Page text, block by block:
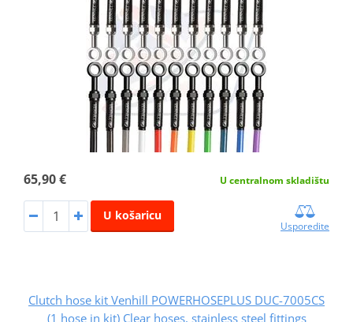
65,90 € U centralnom skladištu
U košaricu
Usporedite
Clutch hose kit Venhill POWERHOSEPLUS DUC-7005CS
(1 hose in kit) Clear hoses, stainless steel fittings